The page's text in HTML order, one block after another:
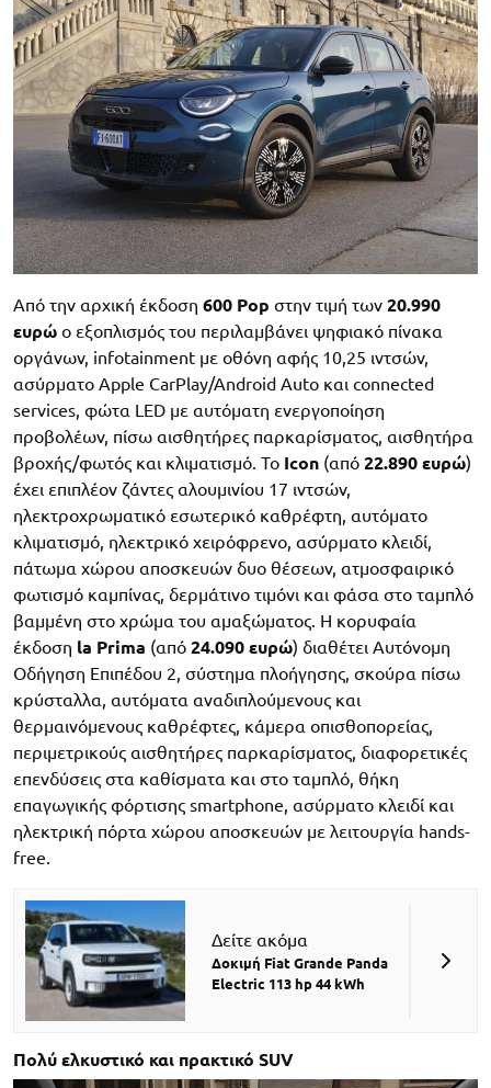
Από την αρχική έκδοση 600 Pop στην τιμή των 20.990
ευρώ ο εξοπλισμός του περιλαμβάνει ψηφιακό πίνακα
οργάνων, infotainment με οθόνη αφής 10,25 ιντσών,
ασύρματο Apple CarPlay/Android Auto και connected
services, φώτα LED με αυτόματη ενεργοποίηση
προβολέων, πίσω αισθητήρες παρκαρίσματος, αισθητήρα
βροχής/φωτός και κλιματισμό. Το Icon (από 22.890 ευρώ)
έχει επιπλέον ζάντες αλουμινίου 17 ιντσών,
ηλεκτροχρωματικό εσωτερικό καθρέφτη, αυτόματο
κλιματισμό, ηλεκτρικό χειρόφρενο, ασύρματο κλειδί,
πάτωμα χώρου αποσκευών δυο θέσεων, ατμοσφαιρικό
φωτισμό καμπίνας, δερμάτινο τιμόνι και φάσα στο ταμπλό
βαμμένη στο χρώμα του αμαξώματος. Η κορυφαία
έκδοση la Prima (από 24.090 ευρώ) διαθέτει Αυτόνομη
Οδήγηση Επιπέδου 2, σύστημα πλοήγησης, σκούρα πίσω
κρύσταλλα, αυτόματα αναδιπλούμενους και
θερμαινόμενους καθρέφτες, κάμερα οπισθοπορείας,
περιμετρικούς αισθητήρες παρκαρίσματος, διαφορετικές
επενδύσεις στα καθίσματα και στο ταμπλό, θήκη
επαγωγικής φόρτισης smartphone, ασύρματο κλειδί και
ηλεκτρική πόρτα χώρου αποσκευών με λειτουργία hands-
free.
Δείτε ακόμα
Δοκιμή Fiat Grande Panda
Electric 113 hp 44 kWh
Πολύ ελκυστικό και πρακτικό SUV